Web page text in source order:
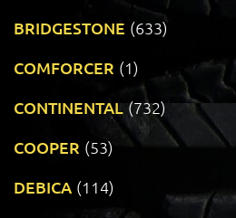
BRIDGESTONE (633)
COMFORCER (1)
CONTINENTAL (732)
COOPER (53)
DEBICA (114)